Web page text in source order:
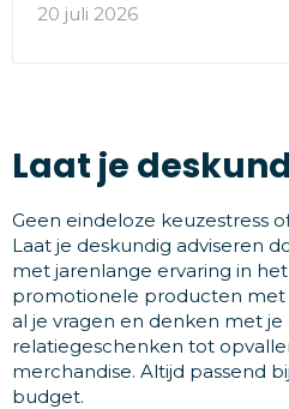
20 juli 2026
Laat je
Geen eindeloze keuzestress
Laat je deskundig adviseren
met jarenlange ervaring in
promotionele producten
al je vragen en denken met
relatiegeschenken tot
merchandise. Altijd passend
budget.